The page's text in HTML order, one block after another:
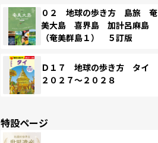
０２ 地球の歩き方 島旅 奄
美大島 喜界島 加計呂麻島
（奄美群島１） ５訂版
Ｄ１７ 地球の歩き方 タイ
２０２７～２０２８
特設ページ